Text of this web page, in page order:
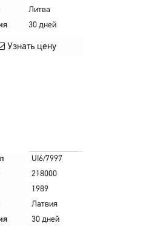
Литва
30 дней
Узнать цену
UI6/7997
218000
1989
Латвия
30 дней